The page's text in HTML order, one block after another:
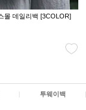
[2COLOR]
| 투웨이백 |